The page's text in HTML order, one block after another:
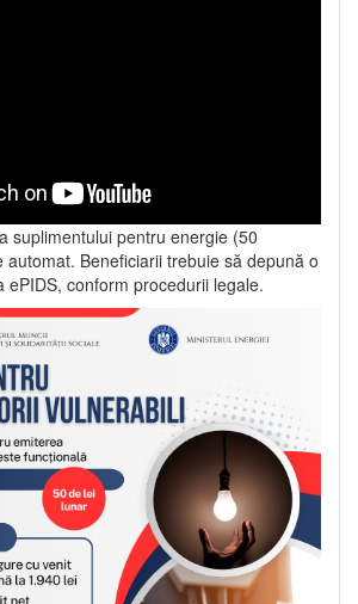
suplimentului pentru energie (50
automat. Beneficiarii trebuie să depună o
ePIDS, conform procedurii legale.